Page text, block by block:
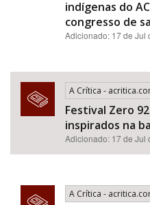
indígenas do
congresso de
Adicionado: 17 de Jul
A Crítica -
Festival Zero
inspirados na
Adicionado: 17 de Jul
A Crítica -